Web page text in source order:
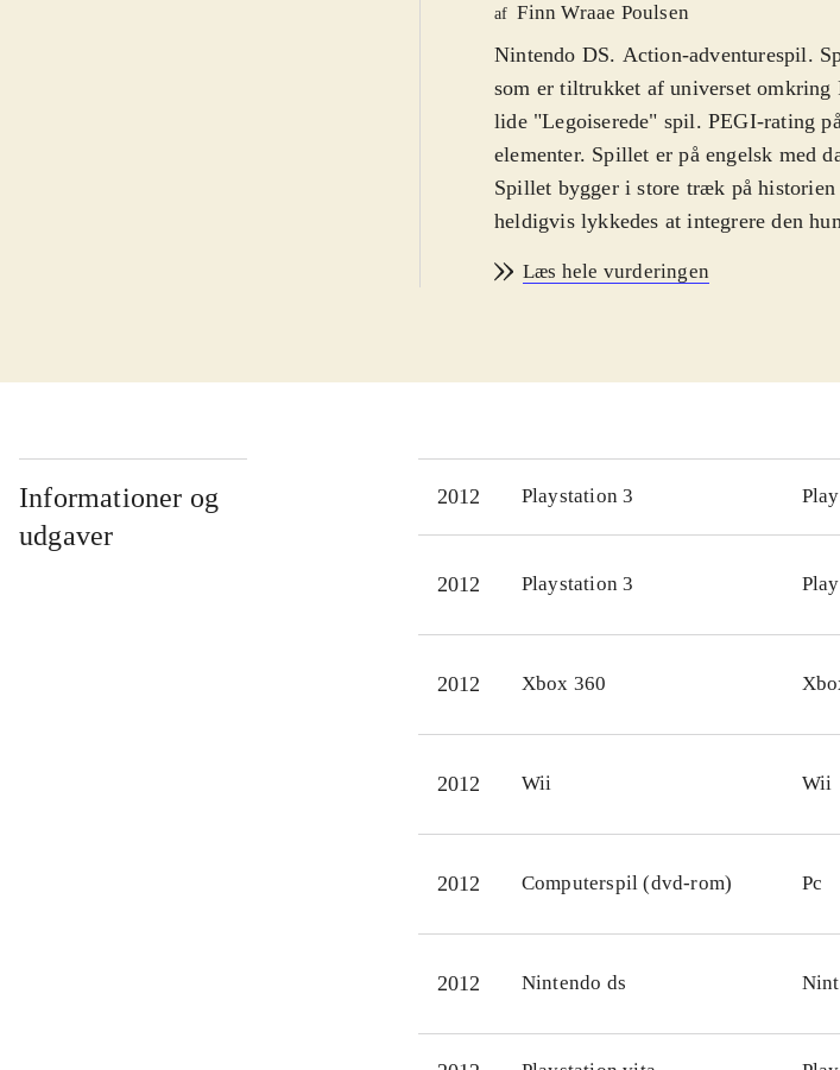
af Finn Wraae Poulsen
Nintendo DS. Action-adventurespil.
som er tiltrukket af universet omkring
lide "Legoiserede" spil. PEGI-rating
elementer. Spillet er på engelsk med
Spillet bygger i store træk på
heldigvis lykkedes at integrere den
som rummer mange spændende
ligesom der også er adgang til at
filmene. Under spillet skal der
købe magiske genstande. Gameplay
og Lego Pirates of the Caribbean
mange timers god underholdning til
Læs hele vurderingen
Informationer og
udgaver
2012 Playstation 3
2012 Playstation 3
2012 Xbox 360
2012 Wii Wii
2012 Computerspil (dvd-rom) Pc
2012 Nintendo ds